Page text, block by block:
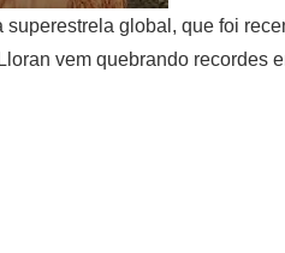
global, que foi
vem quebrando recordes